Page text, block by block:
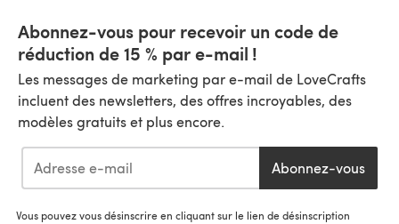
Abonnez-vous pour recevoir un code de
réduction de 15 % par e-mail !
Les messages de marketing par e-mail de LoveCrafts
incluent des newsletters, des offres incroyables, des
modèles gratuits et plus encore.
Abonnez-vous
Vous pouvez vous désinscrire en cliquant sur le lien de désinscription